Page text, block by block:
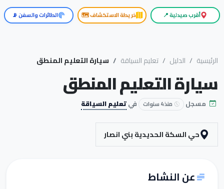
أقرب صيدلية 📍 خريطة الاستكشاف 🗺️ الطائرات والسفن 📡
الرئيسية الدليل تعليم السياقة سيارة التعليم المنطق
سيارة التعليم المنطق
مسجل منذ 4 سنوات فيتعليم السياقة
حي السكة الحديدية بني انصار
عن النشاط